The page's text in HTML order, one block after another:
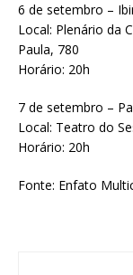
6 de setembro –
Local: Plenário da
Paula, 780
Horário: 20h
7 de setembro –
Local: Teatro do
Horário: 20h
Fonte: Enfato